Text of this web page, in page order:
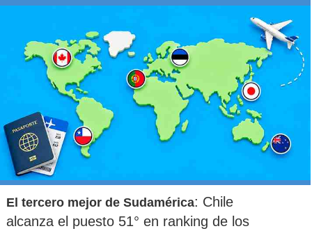
El tercero mejor de Sudamérica: Chile
alcanza el puesto 51° en ranking de los